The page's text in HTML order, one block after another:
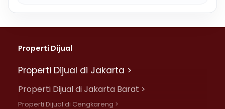
Properti Dijual
Properti Dijual di Jakarta >
Properti Dijual di Jakarta Barat >
Properti Dijual di Cengkareng >